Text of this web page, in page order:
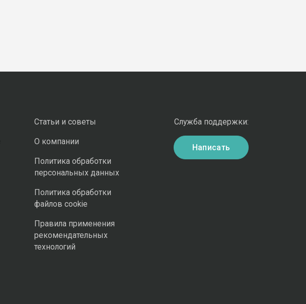
Статьи и советы
О компании
Политика обработки
персональных данных
Политика обработки
файлов cookie
Правила применения
рекомендательных
технологий
Служба поддержки:
Написать